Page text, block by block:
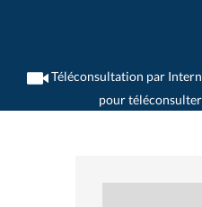
Téléconsultation par
pour
>Chirurgiens>Basel>Dr. Bruno